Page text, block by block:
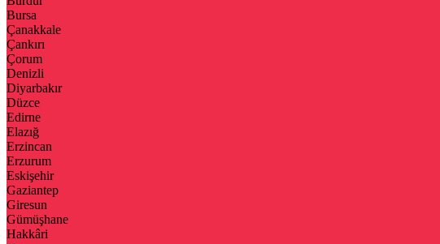
Bursa
Çanakkale
Çankırı
Çorum
Denizli
Diyarbakır
Düzce
Edirne
Elazığ
Erzincan
Erzurum
Eskişehir
Gaziantep
Giresun
Gümüşhane
Hakkâri